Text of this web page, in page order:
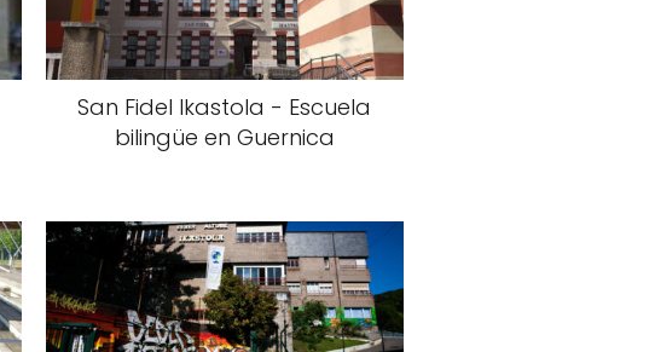
San Fidel Ikastola - Escuela
bilingüe en Guernica